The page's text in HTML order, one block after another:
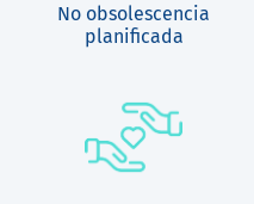
No obsolescencia
planificada